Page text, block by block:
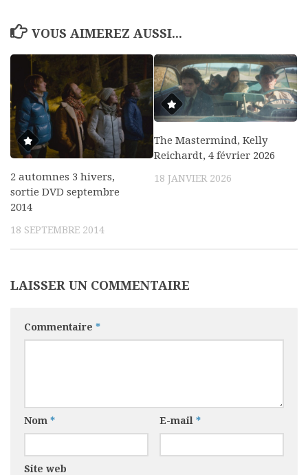
VOUS AIMEREZ AUSSI...
2 automnes 3 hivers,
sortie DVD septembre
2014
18 SEPTEMBRE 2014
The Mastermind, Kelly
Reichardt, 4 février 2026
18 JANVIER 2026
LAISSER UN COMMENTAIRE
Commentaire *
Nom * E-mail *
Site web